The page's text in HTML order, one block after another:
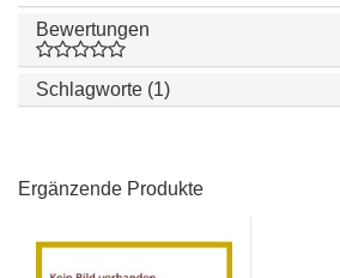
Bewertungen
Schlagworte (1)
Ergänzende Produkte